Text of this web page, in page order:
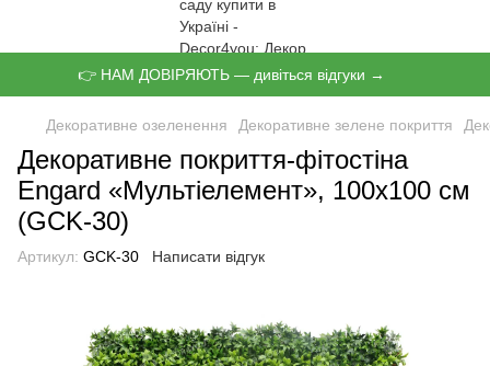
👉 НАМ ДОВІРЯЮТЬ — дивіться відгуки →
Декоративне озеленення Декоративне зелене покриття
Декоративне покриття-фітостіна
Engard «Мультіелемент», 100х100 см
(GCK-30)
Артикул: GCK-30 Написати відгук